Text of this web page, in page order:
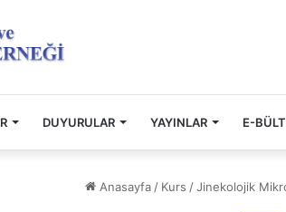
DUYURULAR YAYINLAR E-
Anasayfa / Kurs / Jinekolojik